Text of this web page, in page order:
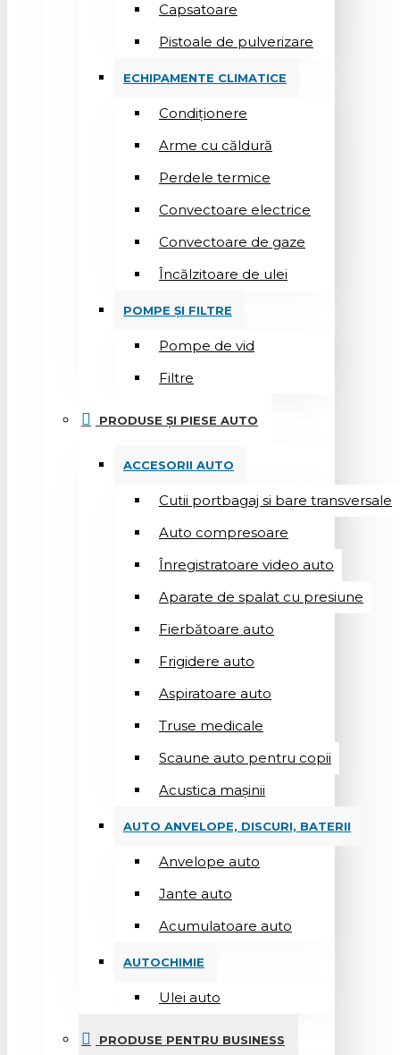
Capsatoare
Pistoale de pulverizare
ECHIPAMENTE CLIMATICE
Condiționere
Arme cu căldură
Perdele termice
Convectoare electrice
Convectoare de gaze
Încălzitoare de ulei
POMPE ȘI FILTRE
Pompe de vid
Filtre
PRODUSE ȘI PIESE AUTO
ACCESORII AUTO
Cutii portbagaj si bare transversale
Auto compresoare
Înregistratoare video auto
Aparate de spalat cu presiune
Fierbătoare auto
Frigidere auto
Aspiratoare auto
Truse medicale
Scaune auto pentru copii
Acustica mașinii
AUTO ANVELOPE, DISCURI, BATERII
Anvelope auto
Jante auto
Acumulatoare auto
AUTOCHIMIE
Ulei auto
PRODUSE PENTRU BUSINESS